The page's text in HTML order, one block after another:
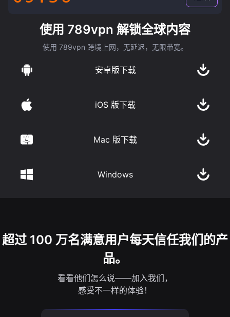
使用 789vpn 解锁全球内容
使用 789vpn 跨境上网，无延迟，无限带宽。
安卓版下载
iOS 版下载
Mac 版下载
Windows
超过 100 万名满意用户每天信任我们的产
品。
看看他们怎么说——加入我们，
感受不一样的体验！